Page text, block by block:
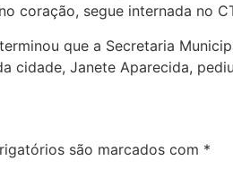
coração, segue internada no
que a Secretaria
cidade, Janete Aparecida,
são marcados com *